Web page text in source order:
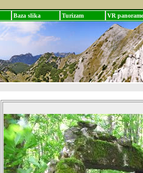
Baza slika Turizam VR panorame